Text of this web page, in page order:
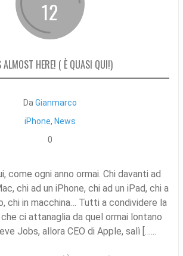
12
ALMOST HERE! ( È QUASI QUI!)
Da Gianmarco
iPhone, News
0
come ogni anno ormai. Chi davanti ad
chi ad un iPhone, chi ad un iPad, chi a
chi in macchina… Tutti a condividere la
ci attanaglia da quel ormai lontano
Jobs, allora CEO di Apple, salì […...